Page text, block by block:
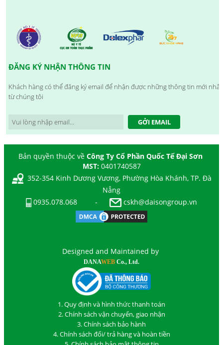
ĐĂNG KÝ NHẬN THÔNG TIN
Khách hàng có thể đăng ký email để nhận được những thông tin mới nhất
từ chúng tôi
GỞI EMAIL
Bản quyền thuộc về Công Ty Cổ Phần Quốc Tế Đại Sơn
MST: 0401740587
352-354 Kinh Dương Vương, Phường Hòa Khánh, TP. Đà
Nẵng
0935.078.068
- cskh@daisongroup.vn
Designed and Maintained by
DANAWEB Co., Ltd.
1. Quy định và hình thức thanh toán
2. Chính sách vận chuyển, giao nhận
3. Chính sách bảo hành
4. Chính sách đổi/ trả hàng và hoàn tiền